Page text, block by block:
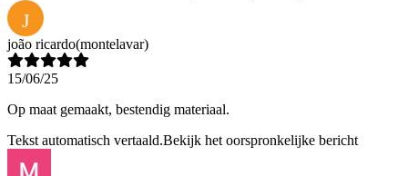
J
joão ricardo(montelavar)
15/06/25
Op maat gemaakt, bestendig materiaal.
Tekst automatisch vertaald.Bekijk het oorspronkelijke bericht